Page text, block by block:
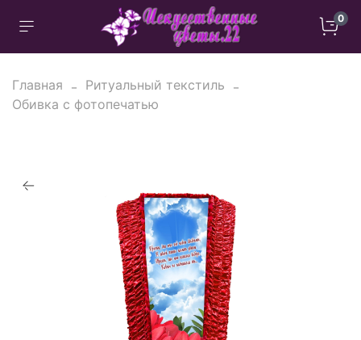
0
Главная
Ритуальный текстиль
Обивка с фотопечатью